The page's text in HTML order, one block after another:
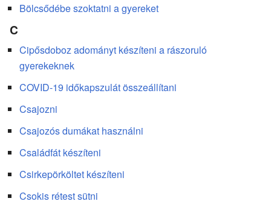
Bölcsődébe szoktatni a gyereket
C
Cipősdoboz adományt készíteni a rászoruló
gyerekeknek
COVID-19 időkapszulát összeállítani
Csajozni
Csajozós dumákat használni
Családfát készíteni
Csirkepörköltet készíteni
Csokis rétest sütni